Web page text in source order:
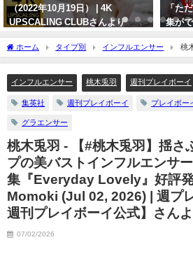
「ただいま」過去最大露出な写真
集ができました（2024年07月26
日） | よしのんチャンネルさんよ
り
まち
11/27/
ホーム タイプ別 インフルエンサー
桃
れるぜ！Ｈカップの美バストインフルエンサー――
レイボーイ公式】さんより
インフルエンサー 桃木兎羽 週刊プレイボーイ
集英社 週刊プレイボーイ プレイボー
グラエンサー
桃木兎羽 - 【#桃木兎羽】揺さ
プの美バストインフルエンサ
集『Everyday Lovely』好評
Momoki (Jul 02, 2026) | 週プ
週刊プレイボーイ公式】さんよ
07/02/2026